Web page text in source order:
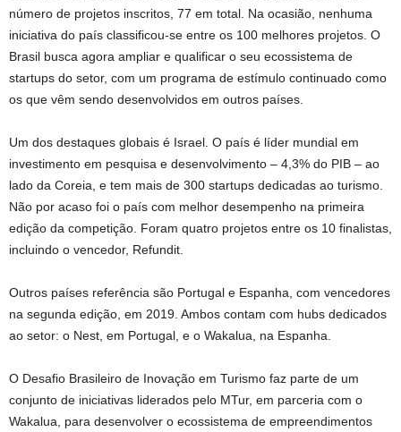
número de projetos inscritos, 77 em total. Na ocasião, nenhuma
iniciativa do país classificou-se entre os 100 melhores projetos. O
Brasil busca agora ampliar e qualificar o seu ecossistema de
startups do setor, com um programa de estímulo continuado como
os que vêm sendo desenvolvidos em outros países.
Um dos destaques globais é Israel. O país é líder mundial em
investimento em pesquisa e desenvolvimento – 4,3% do PIB – ao
lado da Coreia, e tem mais de 300 startups dedicadas ao turismo.
Não por acaso foi o país com melhor desempenho na primeira
edição da competição. Foram quatro projetos entre os 10 finalistas,
incluindo o vencedor, Refundit.
Outros países referência são Portugal e Espanha, com vencedores
na segunda edição, em 2019. Ambos contam com hubs dedicados
ao setor: o Nest, em Portugal, e o Wakalua, na Espanha.
O Desafio Brasileiro de Inovação em Turismo faz parte de um
conjunto de iniciativas liderados pelo MTur, em parceria com o
Wakalua, para desenvolver o ecossistema de empreendimentos